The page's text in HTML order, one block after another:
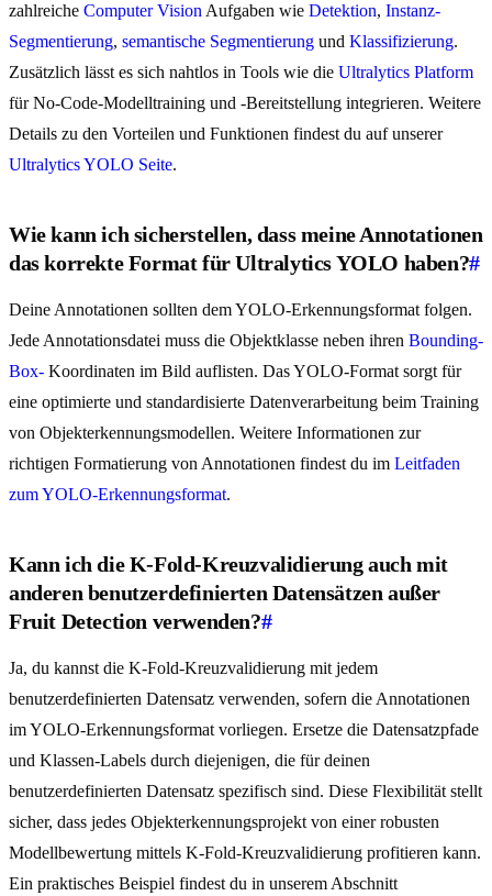
zahlreiche Computer Vision Aufgaben wie Detektion, Instanz-
Segmentierung, semantische Segmentierung und Klassifizierung.
Zusätzlich lässt es sich nahtlos in Tools wie die Ultralytics Platform
für No-Code-Modelltraining und -Bereitstellung integrieren. Weitere
Details zu den Vorteilen und Funktionen findest du auf unserer
Ultralytics YOLO Seite.
Wie kann ich sicherstellen, dass meine Annotationen
das korrekte Format für Ultralytics YOLO haben?#
Deine Annotationen sollten dem YOLO-Erkennungsformat folgen.
Jede Annotationsdatei muss die Objektklasse neben ihren Bounding-
Box- Koordinaten im Bild auflisten. Das YOLO-Format sorgt für
eine optimierte und standardisierte Datenverarbeitung beim Training
von Objekterkennungsmodellen. Weitere Informationen zur
richtigen Formatierung von Annotationen findest du im Leitfaden
zum YOLO-Erkennungsformat.
Kann ich die K-Fold-Kreuzvalidierung auch mit
anderen benutzerdefinierten Datensätzen außer
Fruit Detection verwenden?#
Ja, du kannst die K-Fold-Kreuzvalidierung mit jedem
benutzerdefinierten Datensatz verwenden, sofern die Annotationen
im YOLO-Erkennungsformat vorliegen. Ersetze die Datensatzpfade
und Klassen-Labels durch diejenigen, die für deinen
benutzerdefinierten Datensatz spezifisch sind. Diese Flexibilität stellt
sicher, dass jedes Objekterkennungsprojekt von einer robusten
Modellbewertung mittels K-Fold-Kreuzvalidierung profitieren kann.
Ein praktisches Beispiel findest du in unserem Abschnitt